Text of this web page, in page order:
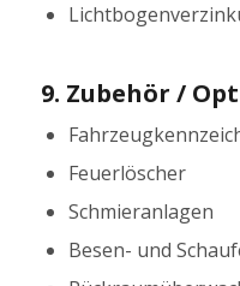
9. Zubehör /
Feuerlöscher
Schmieranlagen
Besen- und